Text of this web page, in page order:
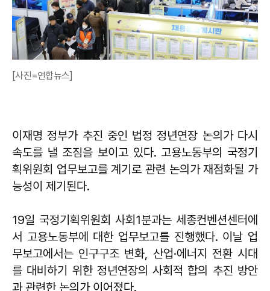
[사진=연합뉴스]
이재명 정부가 추진 중인 법정 정년연장 논의가 다시
속도를 낼 조짐을 보이고 있다. 고용노동부의 국정기
획위원회 업무보고를 계기로 관련 논의가 재점화될 가
능성이 제기된다.
19일 국정기획위원회 사회1분과는 세종컨벤션센터에
서 고용노동부에 대한 업무보고를 진행했다. 이날 업
무보고에서는 인구구조 변화, 산업·에너지 전환 시대
를 대비하기 위한 정년연장의 사회적 합의 추진 방안
과 관련한 논의가 이어졌다.